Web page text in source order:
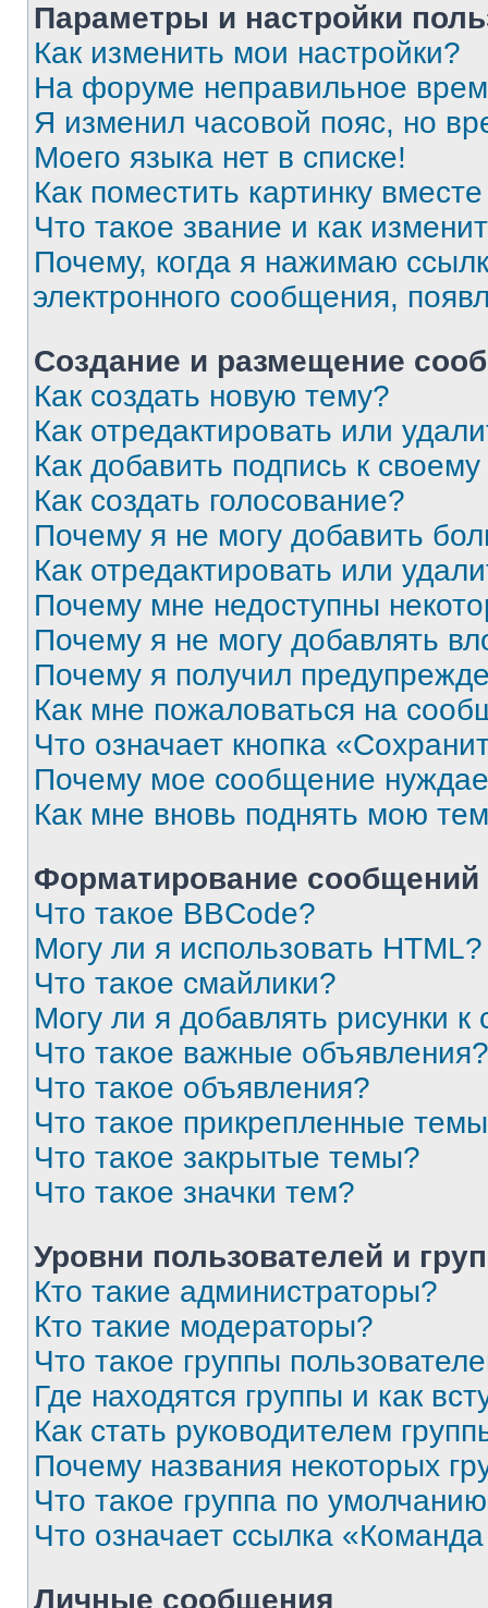
Параметры и настройки
Как изменить мои настройки?
На форуме неправильное
Я изменил часовой пояс, но
Моего языка нет в списке!
Как поместить картинку
Что такое звание и как
Почему, когда я нажимаю
электронного сообщения,
Создание и размещение
Как создать новую тему?
Как отредактировать или
Как добавить подпись к
Как создать голосование?
Почему я не могу добавить
Как отредактировать или
Почему мне недоступны
Почему я не могу добавлять
Почему я получил
Как мне пожаловаться на
Что означает кнопка
Почему мое сообщение
Как мне вновь поднять мою
Форматирование
Что такое BBCode?
Могу ли я использовать HTML?
Что такое смайлики?
Могу ли я добавлять рисунки
Что такое важные объявления?
Что такое объявления?
Что такое прикрепленные
Что такое закрытые темы?
Что такое значки тем?
Уровни пользователей и
Кто такие администраторы?
Кто такие модераторы?
Что такое группы
Где находятся группы и как
Как стать руководителем
Почему названия некоторых
Что такое группа по
Что означает ссылка
Личные сообщения